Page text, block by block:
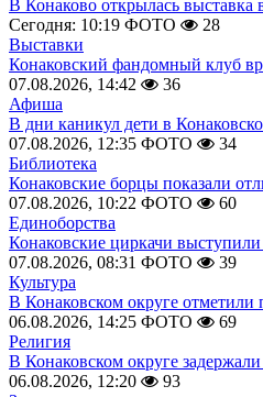
В Конаково открылась выставка
Сегодня: 10:19 ФОТО
28
Выставки
Конаковский фандомный клуб
07.08.2026, 14:42
36
Афиша
В дни каникул дети в
07.08.2026, 12:35 ФОТО
34
Библиотека
Конаковские борцы показали
07.08.2026, 10:22 ФОТО
60
Единоборства
Конаковские циркачи
07.08.2026, 08:31 ФОТО
39
Культура
В Конаковском округе отметили
06.08.2026, 14:25 ФОТО
69
Религия
В Конаковском округе
06.08.2026, 12:20
93